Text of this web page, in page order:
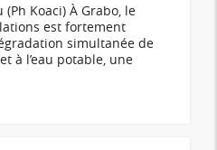
Koaci) À Grabo, le
est fortement
simultanée de
à l’eau potable, une